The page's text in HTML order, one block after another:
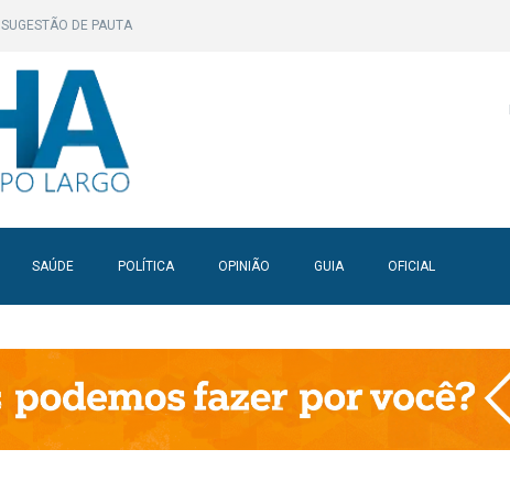
SUGESTÃO DE PAUTA
SAÚDE POLÍTICA OPINIÃO GUIA OFICIAL